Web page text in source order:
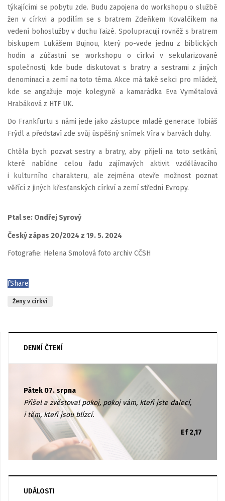
týkajícími se pobytu zde. Budu zapojena do workshopu o službě
žen v církvi a podílím se s bratrem Zdeňkem Kovalčíkem na
vedení bohoslužby v duchu Taizé. Spolupracuji rovněž s bratrem
biskupem Lukášem Bujnou, který po-vede jednu z biblických
hodin a zúčastní se workshopu o církvi v sekularizované
společnosti, kde bude diskutovat s bratry a sestrami z jiných
denominací a zemí na toto téma. Akce má také sekci pro mládež,
kde se angažuje moje kolegyně a kamarádka Eva Vymětalová
Hrabáková z HTF UK.
Do Frankfurtu s námi jede jako zástupce mladé generace Tobiáš
Frýdl a představí zde svůj úspěšný snímek Víra v barvách duhy.
Chtěla bych pozvat sestry a bratry, aby přijeli na toto setkání,
které nabídne celou řadu zajímavých aktivit vzdělávacího
i kulturního charakteru, ale zejména otevře možnost poznat
věřící z jiných křesťanských církví a zemí střední Evropy.
Ptal se: Ondřej Syrový
Český zápas 20/2024 z 19. 5. 2024
Fotografie: Helena Smolová foto archiv CČSH
fShare
Ženy v církvi
DENNÍ ČTENÍ
Pátek 07. srpna
Přišel a zvěstoval pokoj, pokoj vám, kteří jste dalecí,
i těm, kteří jsou blízcí.
Ef 2,17
UDÁLOSTI